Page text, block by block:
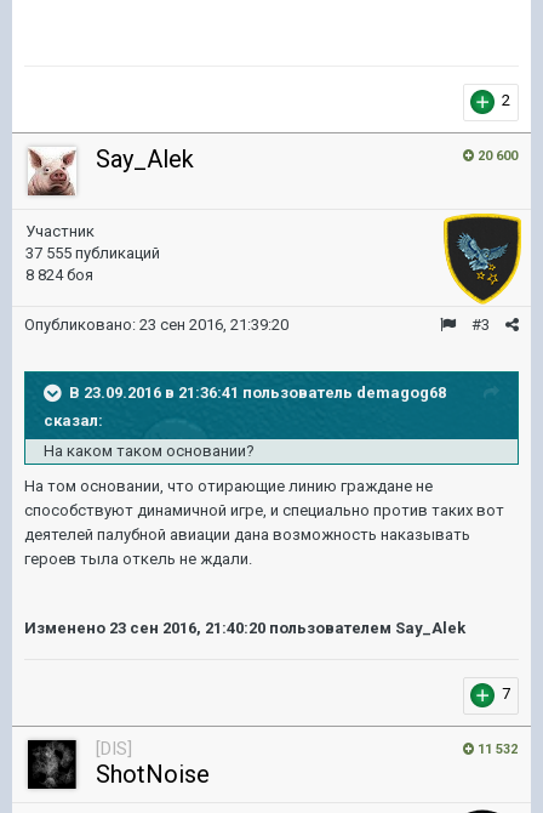
2
20 600
Say_Alek
Участник
37 555 публикаций
8 824 боя
#3
Опубликовано: 23 сен 2016, 21:39:20
В 23.09.2016 в 21:36:41 пользователь demagog68
сказал:
На каком таком основании?
На том основании, что отирающие линию граждане не
способствуют динамичной игре, и специально против таких вот
деятелей палубной авиации дана возможность наказывать
героев тыла откель не ждали.
Изменено 23 сен 2016, 21:40:20 пользователем Say_Alek
7
11 532
[DIS]
ShotNoise